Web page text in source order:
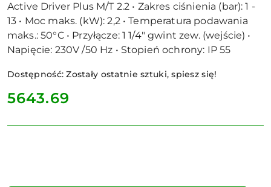
Active Driver Plus M/T 2.2 • Zakres ciśnienia (bar): 1 -
13 • Moc maks. (kW): 2,2 • Temperatura podawania
maks.: 50°C • Przyłącze: 1 1/4" gwint zew. (wejście) •
Napięcie: 230V /50 Hz • Stopień ochrony: IP 55
Dostępność:Zostały ostatnie sztuki, spiesz się!
cena:
5643.69